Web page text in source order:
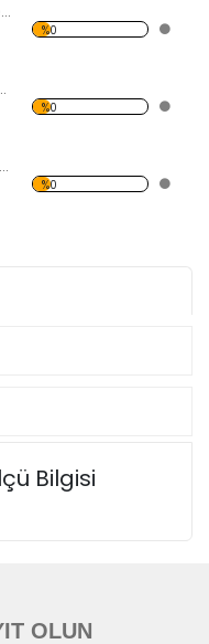
Kız Kulesi ve Martılar Dekoratif Kırılmaz Ayna
%0
Kırılmaz Ayna
%0
Kalp İçinde Seni Seviyorum Dekoratif Kırılmaz Ayna
%0
Bilgisi
OLUN